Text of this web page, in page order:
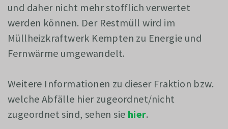
und daher nicht mehr stofflich verwertet
werden können. Der Restmüll wird im
Müllheizkraftwerk Kempten zu Energie und
Fernwärme umgewandelt.
Weitere Informationen zu dieser Fraktion bzw.
welche Abfälle hier zugeordnet/nicht
zugeordnet sind, sehen sie hier.